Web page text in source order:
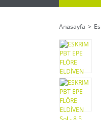
Anasayfa